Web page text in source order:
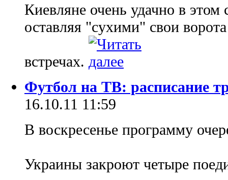
Киевляне очень удачно в этом
оставляя "сухими" свои
встречах.
Футбол на ТВ: расписание
16.10.11 11:59
В воскресенье программу
Украины закроют четыре